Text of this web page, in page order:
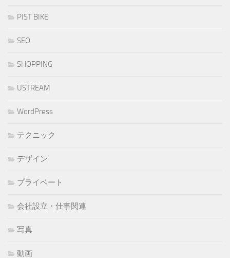
PIST BIKE
SEO
SHOPPING
USTREAM
WordPress
テクニック
デザイン
プライベート
会社設立・仕事関連
写真
動画